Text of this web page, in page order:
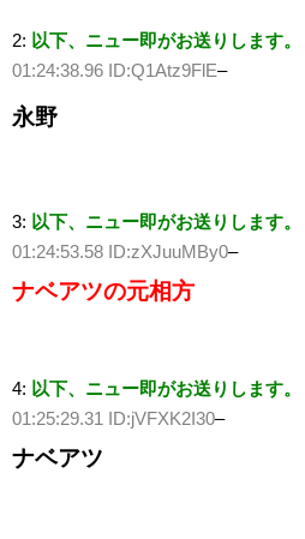
2: 以下、ニュー即がお送りします。
01:24:38.96 ID:Q1Atz9FlE–
永野
3: 以下、ニュー即がお送りします。
01:24:53.58 ID:zXJuuMBy0–
ナベアツの元相方
4: 以下、ニュー即がお送りします。
01:25:29.31 ID:jVFXK2I30–
ナベアツ